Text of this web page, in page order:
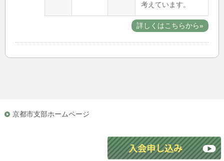
考えています。
詳しくはこちらから»
京都市支部ホームページ